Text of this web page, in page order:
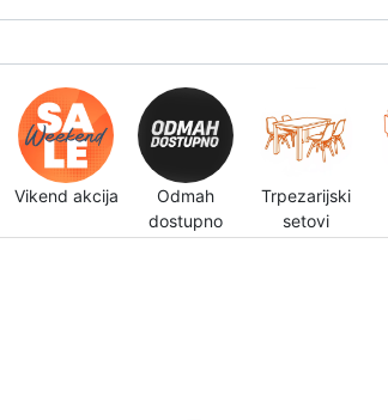
Vikend akcija
Odmah
dostupno
Trpezarijski
setovi